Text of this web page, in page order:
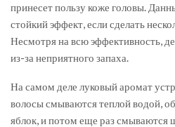
принесет пользу коже головы.
стойкий эффект, если сделать
Несмотря на всю эффективность,
из-за неприятного запаха.
На самом деле луковый аромат
волосы смываются теплой водой,
яблок, и потом еще раз смываются